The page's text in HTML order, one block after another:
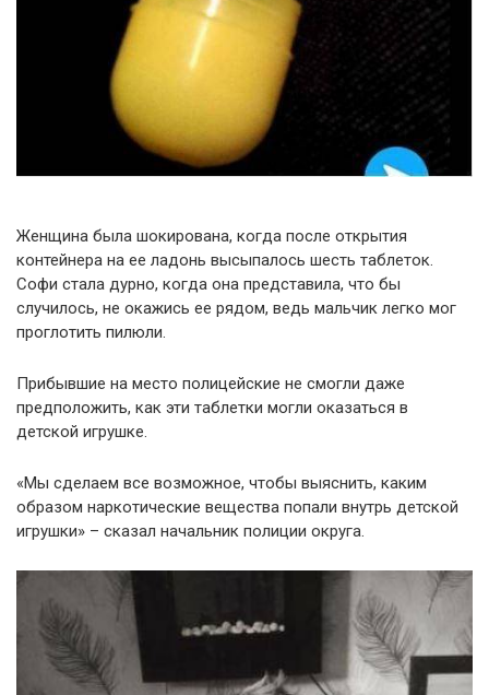
Женщина была шокирована, когда после открытия
контейнера на ее ладонь высыпалось шесть таблеток.
Софи стала дурно, когда она представила, что бы
случилось, не окажись ее рядом, ведь мальчик легко мог
проглотить пилюли.
Прибывшие на место полицейские не смогли даже
предположить, как эти таблетки могли оказаться в
детской игрушке.
«Мы сделаем все возможное, чтобы выяснить, каким
образом наркотические вещества попали внутрь детской
игрушки» – сказал начальник полиции округа.